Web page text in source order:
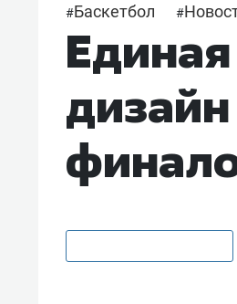
#Баскетбол #